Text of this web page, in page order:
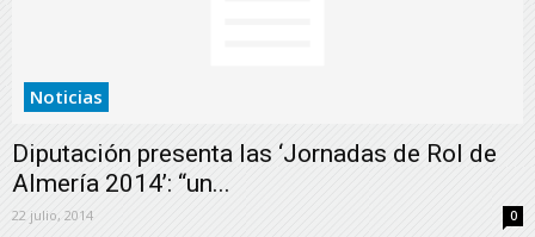
Noticias
Diputación presenta las ‘Jornadas de Rol de
Almería 2014’: “un...
22 julio, 2014 0